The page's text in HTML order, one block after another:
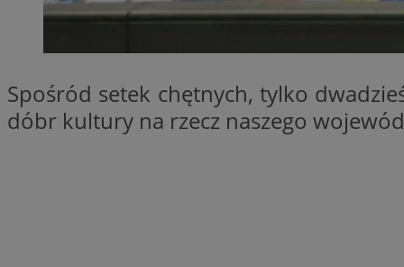
Spośród setek chętnych, tylko
dóbr kultury na rzecz naszego
SessID
__cf_bm